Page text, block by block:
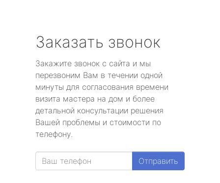
Заказать звонок
Закажите звонок с сайта и мы
перезвоним Вам в течении одной
минуты для согласования времени
визита мастера на дом и более
детальной консультации решения
Вашей проблемы и стоимости по
телефону.
Отправить